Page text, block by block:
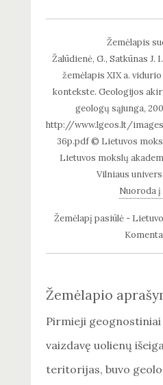
Žemėlapis
Žalūdienė, G., Satkūnas
žemėlapis XIX a.
kontekste. Geologijos
geologų sąjunga,
http://www.lgeos.lt/
36p.pdf © Lietuvos
Lietuvos mokslų
Vilniaus
Nuoroda
Žemėlapį pasiūlė -
Žemėlapio
Pirmieji geognostiniai
vaizdavę uolienų
teritorijas, buvo